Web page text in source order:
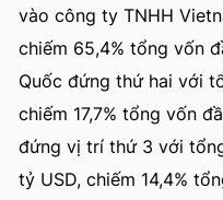
vào công ty TNHH
chiếm 65,4% tổng vốn
Quốc đứng thứ hai với
chiếm 17,7% tổng vốn
đứng vị trí thứ 3 với
tỷ USD, chiếm 14,4%